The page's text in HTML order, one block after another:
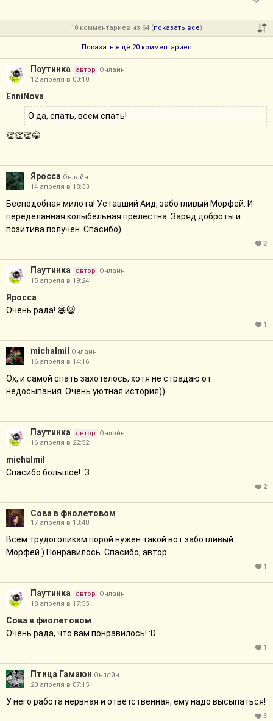
10 комментариев из 64 (показать все)
Показать ещё 20 комментариев
Паутинка автор
Онлайн
12 апреля в 00:10
EnniNova
О да, спать, всем спать!
👏👏👏😂
Яросса Онлайн
14 апреля в 18:33
Бесподобная милота! Уставший Аид, заботливый Морфей. И
переделанная колыбельная прелестна. Заряд доброты и
позитива получен. Спасибо)
3
Паутинка автор
Онлайн
15 апреля в 19:24
Яросса
Очень рада! 😄😺
1
michalmil
Онлайн
16 апреля в 14:16
Ох, и самой спать захотелось, хотя не страдаю от
недосыпания. Очень уютная история))
Паутинка автор
Онлайн
16 апреля в 22:52
michalmil
Спасибо большое! :З
2
Сова в фиолетовом
17 апреля в 13:48
Всем трудоголикам порой нужен такой вот заботливый
Морфей ) Понравилось. Спасибо, автор.
1
Паутинка автор
Онлайн
18 апреля в 17:55
Сова в фиолетовом
Очень рада, что вам понравилось! :D
1
Птица Гамаюн Онлайн
20 апреля в 07:15
У него работа нервная и ответственная, ему надо высыпаться!
3